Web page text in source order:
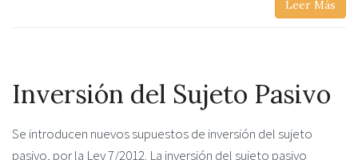
Leer Más
Inversión del Sujeto Pasivo
Se introducen nuevos supuestos de inversión del sujeto
pasivo, por la Ley 7/2012. La inversión del sujeto pasivo